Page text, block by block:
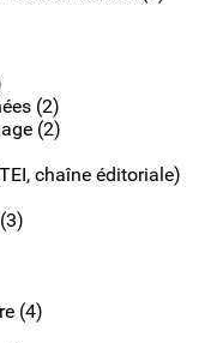
(2)
(2)
chaîne éditoriale)
(4)